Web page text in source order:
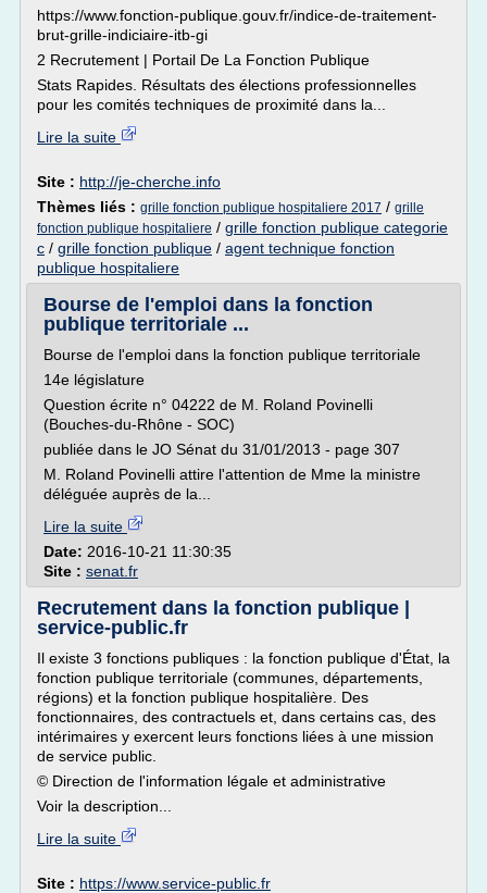
https://www.fonction-publique.gouv.fr/indice-de-traitement-
brut-grille-indiciaire-itb-gi
2 Recrutement | Portail De La Fonction Publique
Stats Rapides. Résultats des élections professionnelles
pour les comités techniques de proximité dans la...
Lire la suite
Site : http://je-cherche.info
Thèmes liés : grille fonction publique hospitaliere 2017 / grille
fonction publique hospitaliere / grille fonction publique categorie
c / grille fonction publique / agent technique fonction
publique hospitaliere
Bourse de l'emploi dans la fonction
publique territoriale ...
Bourse de l'emploi dans la fonction publique territoriale
14e législature
Question écrite n° 04222 de M. Roland Povinelli
(Bouches-du-Rhône - SOC)
publiée dans le JO Sénat du 31/01/2013 - page 307
M. Roland Povinelli attire l'attention de Mme la ministre
déléguée auprès de la...
Lire la suite
Date: 2016-10-21 11:30:35
Site : senat.fr
Recrutement dans la fonction publique |
service-public.fr
Il existe 3 fonctions publiques : la fonction publique d'État, la
fonction publique territoriale (communes, départements,
régions) et la fonction publique hospitalière. Des
fonctionnaires, des contractuels et, dans certains cas, des
intérimaires y exercent leurs fonctions liées à une mission
de service public.
© Direction de l'information légale et administrative
Voir la description...
Lire la suite
Site : https://www.service-public.fr